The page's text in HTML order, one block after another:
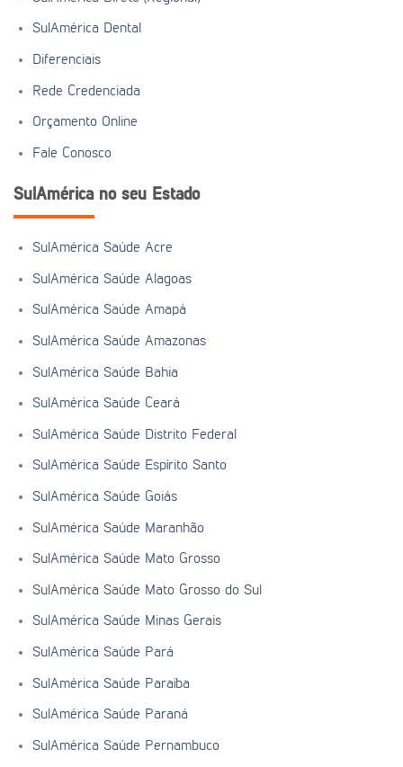
SulAmérica Dental
Diferenciais
Rede Credenciada
Orçamento Online
Fale Conosco
SulAmérica no seu Estado
SulAmérica Saúde Acre
SulAmérica Saúde Alagoas
SulAmérica Saúde Amapá
SulAmérica Saúde Amazonas
SulAmérica Saúde Bahia
SulAmérica Saúde Ceará
SulAmérica Saúde Distrito Federal
SulAmérica Saúde Espírito Santo
SulAmérica Saúde Goiás
SulAmérica Saúde Maranhão
SulAmérica Saúde Mato Grosso
SulAmérica Saúde Mato Grosso do Sul
SulAmérica Saúde Minas Gerais
SulAmérica Saúde Pará
SulAmérica Saúde Paraíba
SulAmérica Saúde Paraná
SulAmérica Saúde Pernambuco